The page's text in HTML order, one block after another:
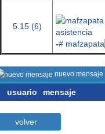
5.15 (6)
-# mafzapata
nuevo mensaje
usuario mensaje
volver